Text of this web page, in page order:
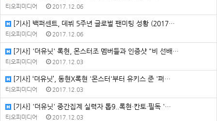
티오피미디어 2017.12.06
[기사] 백퍼센트, 데뷔 5주년 글로벌 팬미팅 성황 (2017…
티오피미디어 2017.12.06
[기사] '더유닛' 록현, 몬스터조 멤버들과 인증샷 "비 선배…
티오피미디어 2017.12.03
[기사] ‘더유닛’, 동현X록현 '몬스터'부터 유키스 준 '퍼…
티오피미디어 2017.12.03
[기사] '더유닛' 중간집계 실력자 톱9..록현·칸토·필독 '…
티오피미디어 2017.12.03